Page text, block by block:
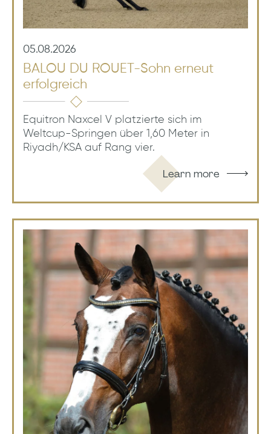
05.08.2026
BALOU DU ROUET-Sohn erneut
erfolgreich
Equitron Naxcel V platzierte sich im
Weltcup-Springen über 1,60 Meter in
Riyadh/KSA auf Rang vier.
Learn more